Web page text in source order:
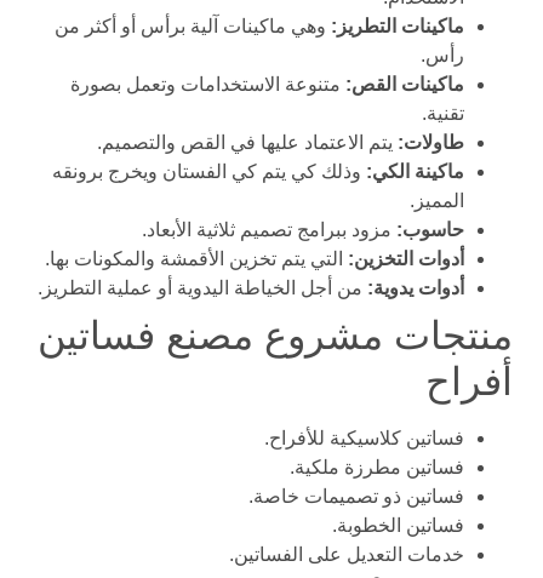
ماكينات التطريز: وهي ماكينات آلية برأس أو أكثر من
رأس.
ماكينات القص: متنوعة الاستخدامات وتعمل بصورة
تقنية.
طاولات: يتم الاعتماد عليها في القص والتصميم.
ماكينة الكي: وذلك كي يتم كي الفستان ويخرج برونقه
المميز.
حاسوب: مزود ببرامج تصميم ثلاثية الأبعاد.
أدوات التخزين: التي يتم تخزين الأقمشة والمكونات بها.
أدوات يدوية: من أجل الخياطة اليدوية أو عملية التطريز.
منتجات مشروع مصنع فساتين
أفراح
فساتين كلاسيكية للأفراح.
فساتين مطرزة ملكية.
فساتين ذو تصميمات خاصة.
فساتين الخطوبة.
خدمات التعديل على الفساتين.